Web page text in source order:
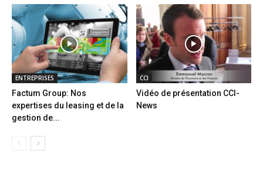
ENTREPRISES
Factum Group: Nos
expertises du leasing et de la
gestion de...
CCI
Vidéo de présentation CCI-
News